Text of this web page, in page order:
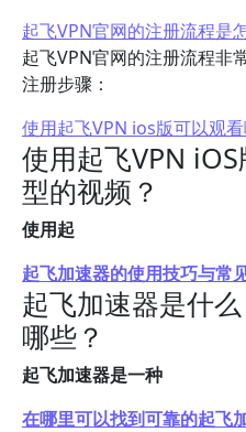
起飞VPN官网的注册流程是
起飞VPN官网的注册流程非
注册步骤：
使用起飞VPN ios版可以观
使用起飞VPN
型的视频？
使用起
起飞加速器的使用技巧与常
起飞加速器是什
哪些？
起飞加速器是一种
在哪里可以找到可靠的起飞